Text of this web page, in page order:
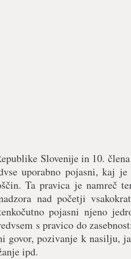
Slovenije in 10.
uporabno pojasni, kaj
Ta pravica je namreč
nad početji
pojasni njeno
s pravico do
govor, pozivanje k
ipd.